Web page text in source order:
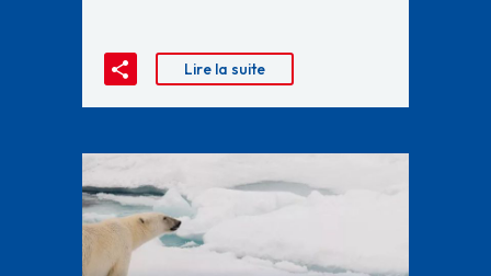
Lire la suite